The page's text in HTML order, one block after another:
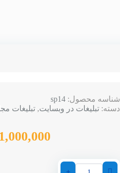
شناسه محصول:sp14
دسته:تبلیغات در وبسایت,تبلیغات
1,000,000